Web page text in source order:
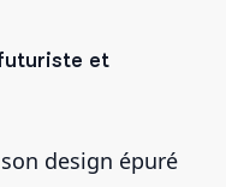
et
design épuré